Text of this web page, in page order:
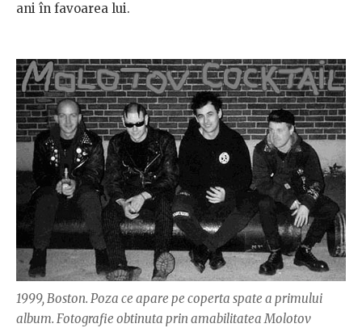
ani în favoarea lui.
1999, Boston. Poza ce apare pe coperta spate a primului
album. Fotografie obtinuta prin amabilitatea Molotov